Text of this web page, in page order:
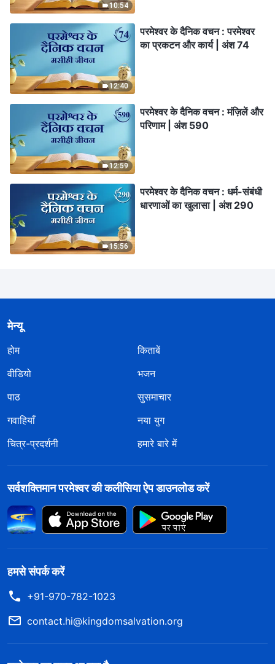
10:54
12:40
परमेश्वर के दैनिक वचन : परमेश्वर
का प्रकटन और कार्य | अंश 74
12:59
परमेश्वर के दैनिक वचन : मंज़िलें और
परिणाम | अंश 590
15:56
परमेश्वर के दैनिक वचन : धर्म-संबंधी
धारणाओं का खुलासा | अंश 290
मेन्यू
होम
किताबें
वीडियो
भजन
पाठ
सुसमाचार
गवाहियाँ
नया युग
चित्र-प्रदर्शनी
हमारे बारे में
सर्वशक्तिमान परमेश्वर की कलीसिया ऐप डाउनलोड करें
हमसे संपर्क करें
+91-970-782-1023
contact.hi@kingdomsalvation.org